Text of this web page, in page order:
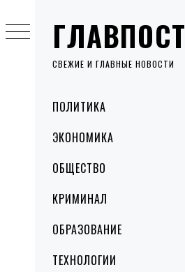
ГЛАВПОСТ
СВЕЖИЕ И ГЛАВНЫЕ НОВОСТИ
MenuПОЛИТИКА
ЭКОНОМИКА
ОБЩЕСТВО
КРИМИНАЛ
ОБРАЗОВАНИЕ
ТЕХНОЛОГИИ
to
content